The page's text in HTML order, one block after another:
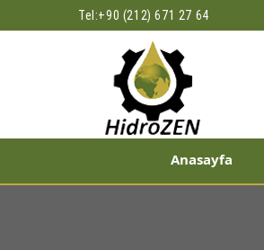
Tel:+90 (212) 671 27 64
Anasayfa